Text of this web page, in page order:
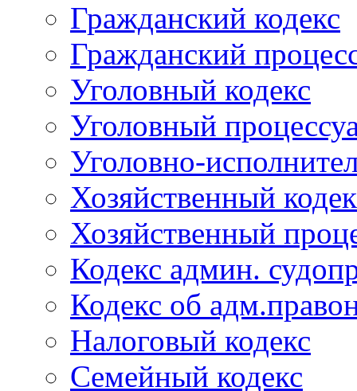
Гражданский кодекс
Гражданский
Уголовный кодекс
Уголовный
Уголовно-
Хозяйственный
Хозяйственный
Кодекс админ.
Кодекс об
Налоговый кодекс
Семейный кодекс